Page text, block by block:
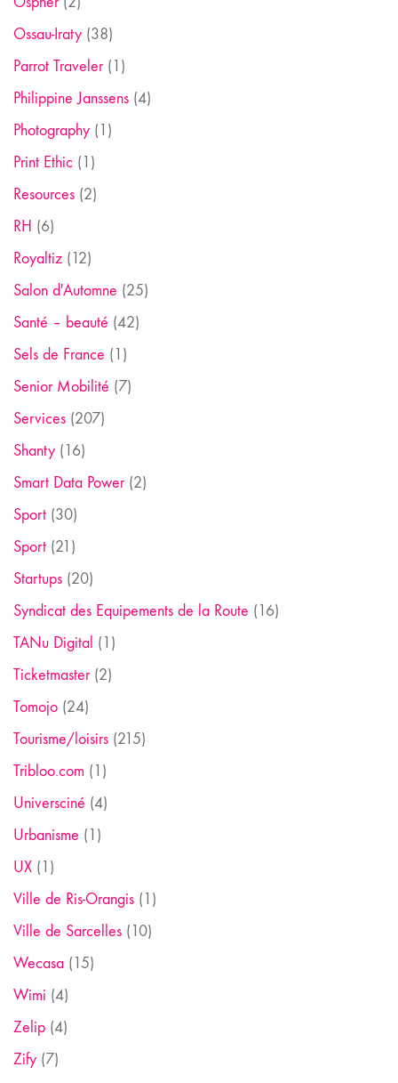
Ossau-Iraty (38)
Parrot Traveler(1)
Philippine Janssens (4)
Photography (1)
Print Ethic (1)
Resources (2)
RH (6)
Royaltiz (12)
Salon d'Automne (25)
Santé – beauté (42)
Sels de France (1)
Senior Mobilité (7)
Services (207)
Shanty (16)
Smart Data Power(2)
Sport (30)
Sport (21)
Startups (20)
Syndicat des Equipements de la Route (16)
TANu Digital (1)
Ticketmaster(2)
Tomojo (24)
Tourisme/loisirs (215)
Tribloo.com (1)
Universciné (4)
Urbanisme (1)
UX (1)
Ville de Ris-Orangis (1)
Ville de Sarcelles (10)
Wecasa (15)
Wimi (4)
Zelip (4)
Zify (7)